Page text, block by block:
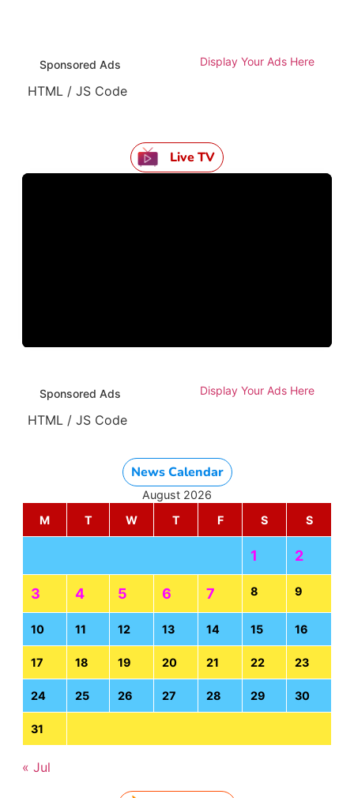
Sponsored Ads Display Your Ads Here
HTML / JS Code
Live TV
Sponsored Ads Display Your Ads Here
HTML / JS Code
News Calendar
August 2026
M
T W T F S S
1 2
3 4 5 6 7 8 9
10 11 12 13 14 15 16
17 18 19 20 21 22 23
24 25 26 27 28 29 30
31
« Jul